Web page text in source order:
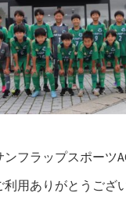
フラップスポーツ
利用ありがとうござ